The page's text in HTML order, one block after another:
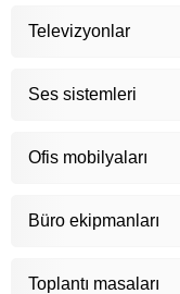
Televizyonlar
Ses sistemleri
Ofis mobilyaları
Büro ekipmanları
Toplantı masaları